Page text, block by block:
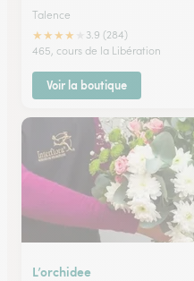
Talence
★★★★
3.9 (284)
465, cours de la Libération
Voir la boutique
L’orchidee